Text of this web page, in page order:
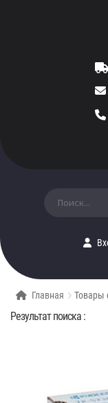
Главная Товары
Результат поиска :